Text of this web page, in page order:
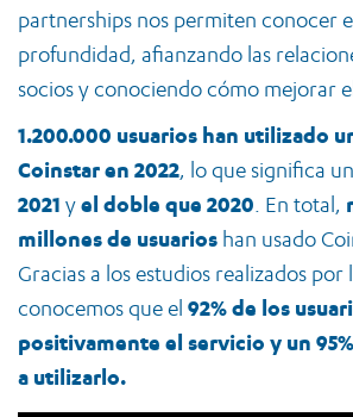
partnerships nos permiten conocer
profundidad, afianzando las
socios y conociendo cómo mejorar
1.200.000 usuarios han utilizado
Coinstar en 2022, lo que significa un
2021 yel doble que 2020 . En total,
millones de usuarios han usado
Gracias a los estudios realizados por
conocemos que el 92% de los
positivamente el servicio y un
a utilizarlo.